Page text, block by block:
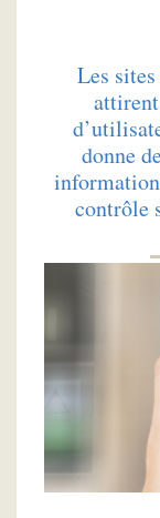
Les
donne
contrôle